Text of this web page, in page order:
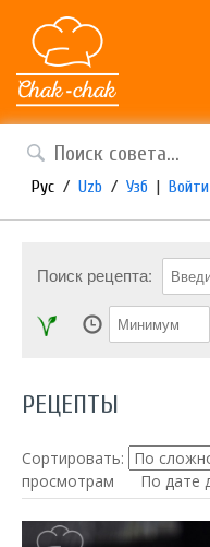
Рус / Uzb / Узб | Войти
Поиск рецепта:
РЕЦЕПТЫ
Сортировать:
просмотрам
По дате